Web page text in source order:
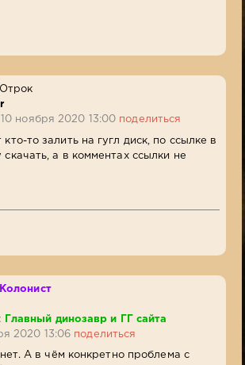
Отрок
10 ноября 2020 13:00 поделиться
то залить на гугл диск, по ссылке в
а в комментах ссылки не
Колонист
Главный динозавр и ГГ сайта
2020 13:06 поделиться
А в чём конкретно проблема с